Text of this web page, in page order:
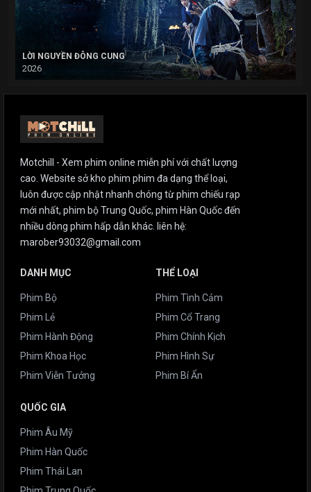
LỜI NGUYỀN ĐÔNG CUNG
2026
Motchill - Xem phim online miễn phí với chất lượng
cao. Website sở kho phim phim đa dạng thể loại,
luôn được cập nhật nhanh chóng từ phim chiếu rạp
mới nhất, phim bộ Trung Quốc, phim Hàn Quốc đến
nhiều dòng phim hấp dẫn khác. liên hệ:
marober93032@gmail.com
DANH MỤC
Phim Bộ
Phim Lẻ
Phim Hành Động
Phim Khoa Học
Phim Viễn Tưởng
THỂ LOẠI
Phim Tình Cảm
Phim Cổ Trang
Phim Chính Kịch
Phim Hình Sự
Phim Bí Ẩn
QUỐC GIA
Phim Âu Mỹ
Phim Hàn Quốc
Phim Thái Lan